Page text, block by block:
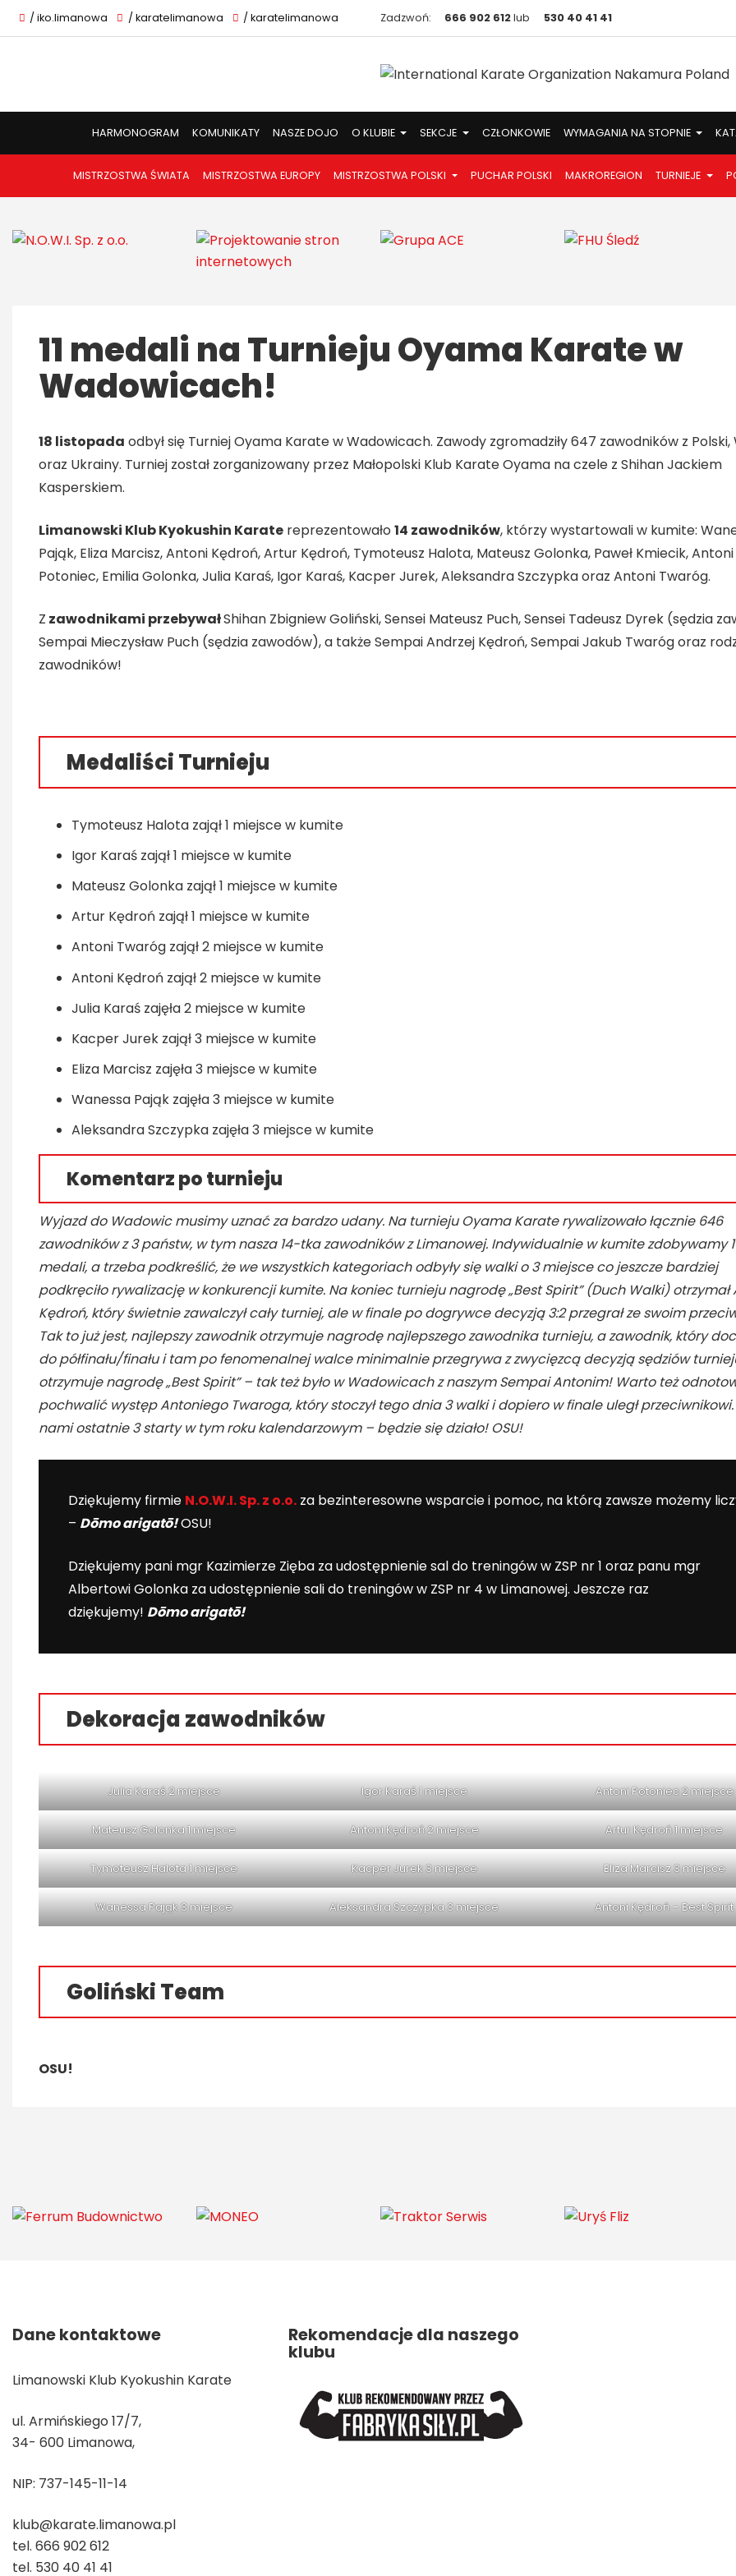
/ iko.limanowa / karatelimanowa / karatelimanowa Zadzwoń: 666 902 612lub 530 40 41 41
HARMONOGRAM KOMUNIKATY NASZE DOJO O KLUBIE SEKCJE CZŁONKOWIE WYMAGANIA NA STOPNIE
MISTRZOSTWA ŚWIATA MISTRZOSTWA EUROPY MISTRZOSTWA POLSKI PUCHAR POLSKI MAKROREGION TURNIEJE
11 medali na Turnieju Oyama Karate w
Wadowicach!
18 listopada odbył się Turniej Oyama Karate w Wadowicach. Zawody zgromadziły 647 zawodników z Polski,
oraz Ukrainy. Turniej został zorganizowany przez Małopolski Klub Karate Oyama na czele z Shihan Jackiem
Kasperskiem.
Limanowski Klub Kyokushin Karate reprezentowało 14 zawodników, którzy wystartowali w kumite:
Pająk, Eliza Marcisz, Antoni Kędroń, Artur Kędroń, Tymoteusz Halota, Mateusz Golonka, Paweł Kmiecik, Antoni
Potoniec, Emilia Golonka, Julia Karaś, Igor Karaś, Kacper Jurek, Aleksandra Szczypka oraz Antoni Twaróg.
Z zawodnikami przebywałShihan Zbigniew Goliński, Sensei Mateusz Puch, Sensei Tadeusz Dyrek (sędzia
Sempai Mieczysław Puch (sędzia zawodów), a także Sempai Andrzej Kędroń, Sempai Jakub Twaróg oraz
zawodników!
Medaliści Turnieju
Tymoteusz Halota zajął 1 miejsce w kumite
Igor Karaś zajął 1 miejsce w kumite
Mateusz Golonka zajął 1 miejsce w kumite
Artur Kędroń zajął 1 miejsce w kumite
Antoni Twaróg zajął 2 miejsce w kumite
Antoni Kędroń zajął 2 miejsce w kumite
Julia Karaś zajęła 2 miejsce w kumite
Kacper Jurek zajął 3 miejsce w kumite
Eliza Marcisz zajęła 3 miejsce w kumite
Wanessa Pająk zajęła 3 miejsce w kumite
Aleksandra Szczypka zajęła 3 miejsce w kumite
Komentarz po turnieju
Wyjazd do Wadowic musimy uznać za bardzo udany. Na turnieju Oyama Karate rywalizowało łącznie 646
zawodników z 3 państw, w tym nasza 14-tka zawodników z Limanowej. Indywidualnie w kumite zdobywamy
medali, a trzeba podkreślić, że we wszystkich kategoriach odbyły się walki o 3 miejsce co jeszcze bardziej
podkręciło rywalizację w konkurencji kumite. Na koniec turnieju nagrodę „Best Spirit” (Duch Walki) otrzymał
Kędroń, który świetnie zawalczył cały turniej, ale w finale po dogrywce decyzją 3:2 przegrał ze swoim
Tak to już jest, najlepszy zawodnik otrzymuje nagrodę najlepszego zawodnika turnieju, a zawodnik, który
do półfinału/finału i tam po fenomenalnej walce minimalnie przegrywa z zwycięzcą decyzją sędziów
otrzymuje nagrodę „Best Spirit” – tak też było w Wadowicach z naszym Sempai Antonim! Warto też
pochwalić występ Antoniego Twaroga, który stoczył tego dnia 3 walki i dopiero w finale uległ przeciwnikowi.
nami ostatnie 3 starty w tym roku kalendarzowym – będzie się działo! OSU!
Dziękujemy firmie N.O.W.I. Sp. z o.o. za bezinteresowne wsparcie i pomoc, na którą zawsze możemy
– Dōmo arigatō!OSU!
Dziękujemy pani mgr Kazimierze Zięba za udostępnienie sal do treningów w ZSP nr 1 oraz panu mgr
Albertowi Golonka za udostępnienie sali do treningów w ZSP nr 4 w Limanowej. Jeszcze raz
dziękujemy! Dōmo arigatō!
Dekoracja zawodników
Julia Karaś 2 miejsce Igor Karaś 1 miejsce Antoni Potoniec 2 miejsce
Mateusz Golonka 1 miejsce Antoni Kędroń 2 miejsce Artur Kędroń 1 miejsce
Tymoteusz Halota 1 miejsce Kacper Jurek 3 miejsce Eliza Marcisz 3 miejsce
Wanessa Pająk 3 miejsce Aleksandra Szczypka 3 miejsce Antoni Kędroń – Best Spirit
Goliński Team
OSU!
Dane kontaktowe
Limanowski Klub Kyokushin Karate
ul. Armińskiego 17/7,
34- 600 Limanowa,
NIP: 737-145-11-14
klub@karate.limanowa.pl
tel. 666 902 612
tel. 530 40 41 41
Rekomendacje dla naszego
klubu